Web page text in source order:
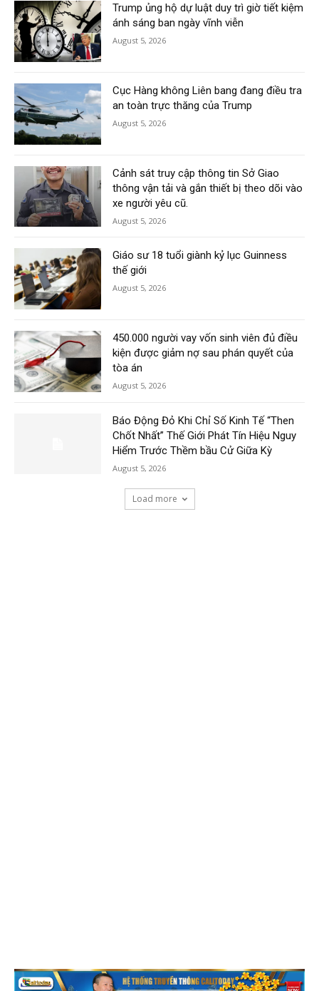
Trump ủng hộ dự luật duy trì giờ tiết kiệm
ánh sáng ban ngày vĩnh viễn
August 5, 2026
Cục Hàng không Liên bang đang điều tra
an toàn trực thăng của Trump
August 5, 2026
Cảnh sát truy cập thông tin Sở Giao
thông vận tải và gắn thiết bị theo dõi vào
xe người yêu cũ.
August 5, 2026
Giáo sư 18 tuổi giành kỷ lục Guinness
thế giới
August 5, 2026
450.000 người vay vốn sinh viên đủ điều
kiện được giảm nợ sau phán quyết của
tòa án
August 5, 2026
Báo Động Đỏ Khi Chỉ Số Kinh Tế “Then
Chốt Nhất” Thế Giới Phát Tín Hiệu Nguy
Hiểm Trước Thềm bầu Cử Giữa Kỳ
August 5, 2026
Load more